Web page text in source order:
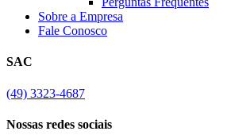
Sobre a Empresa
Fale Conosco
SAC
(49) 3323-4687
Nossas redes sociais